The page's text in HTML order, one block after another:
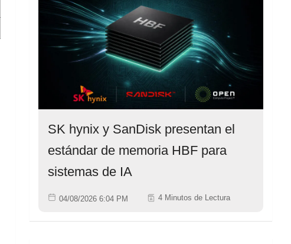
SK hynix y SanDisk presentan el
estándar de memoria HBF para
sistemas de IA
04/08/2026 6:04 PM 4 Minutos de Lectura